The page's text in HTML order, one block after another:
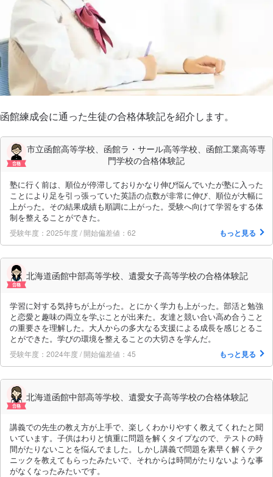
函館練成会に通った生徒の合格体験記を紹介します。
市立函館高等学校、函館ラ・サール高等学校、函館工業高等専
門学校の合格体験記
塾に行く前は、順位が停滞しておりかなり伸び悩んでいたが塾に入った
ことにより足を引っ張っていた英語の点数が非常に伸び、順位が大幅に
上がった。その結果成績も順調に上がった。受験へ向けて学習をする体
制を整えることができた。
受験年度：2025年度 / 開始偏差値：62 もっと見る
北海道函館中部高等学校、遺愛女子高等学校の合格体験記
学習に対する気持ちが上がった。とにかく学力も上がった。部活と勉強
と恋愛と趣味の両立を学ぶことが出来た。友達と競い合い高め合うこと
の重要さを理解した。大人からの多大なる支援による成長を感じとるこ
とができた。学びの環境を整えることの大切さを学んだ。
受験年度：2024年度 / 開始偏差値：45 もっと見る
北海道函館中部高等学校、遺愛女子高等学校の合格体験記
講義での先生の教え方が上手で、楽しくわかりやすく教えてくれたと聞
いています。子供はわりと慎重に問題を解くタイプなので、テストの時
間がたりないことを悩んでました。しかし講義で問題を素早く解くテク
ニックを教えてもらったみたいで、それからは時間がたりないような事
がなくなったみたいです。